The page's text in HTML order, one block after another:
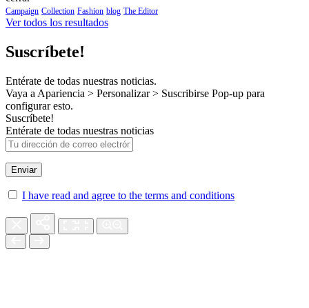
Campaign Collection Fashion blog The Editor
Ver todos los resultados
Suscríbete!
Entérate de todas nuestras noticias.
Vaya a Apariencia > Personalizar > Suscribirse Pop-up para
configurar esto.
Suscríbete!
Entérate de todas nuestras noticias
I have read and agree to the terms and conditions